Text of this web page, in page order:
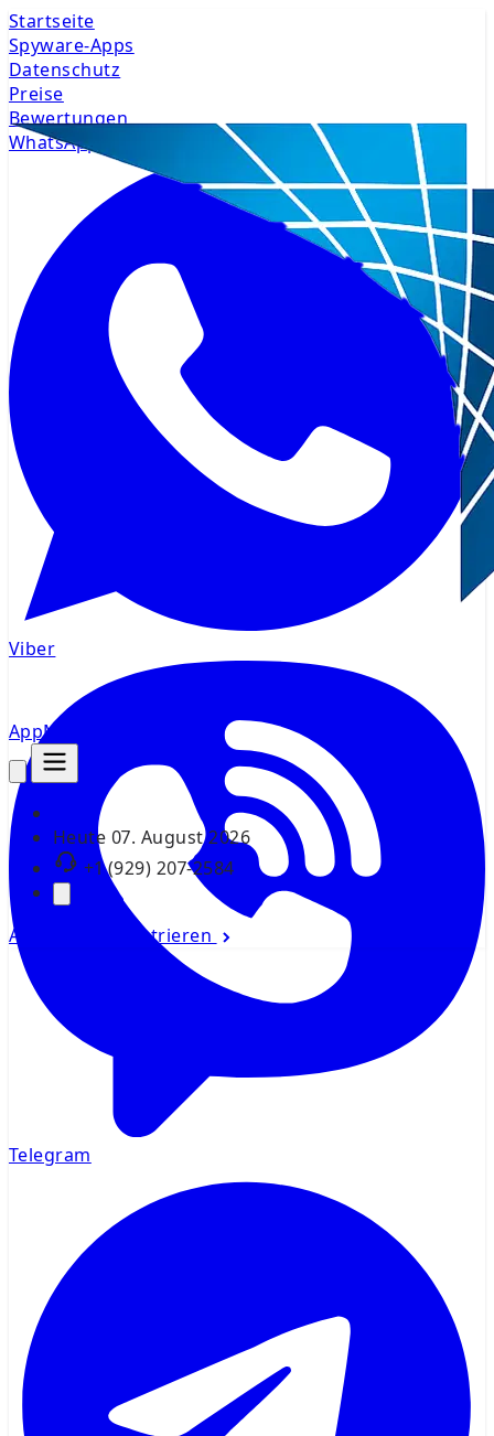
AppMsr
Heute 07. August 2026
+1 (929) 207-2584
Anmelden Registrieren
Startseite
Spyware-Apps
Datenschutz
Preise
Bewertungen
WhatsApp
Viber
Telegram